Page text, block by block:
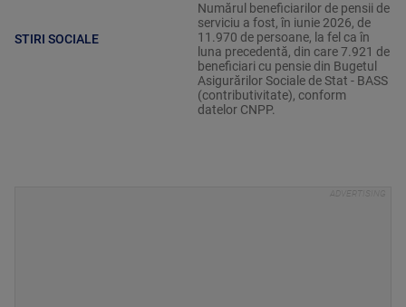
STIRI SOCIALE
Numărul beneficiarilor de pensii de
serviciu a fost, în iunie 2026, de
11.970 de persoane, la fel ca în
luna precedentă, din care 7.921 de
beneficiari cu pensie din Bugetul
Asigurărilor Sociale de Stat - BASS
(contributivitate), conform
datelor CNPP.